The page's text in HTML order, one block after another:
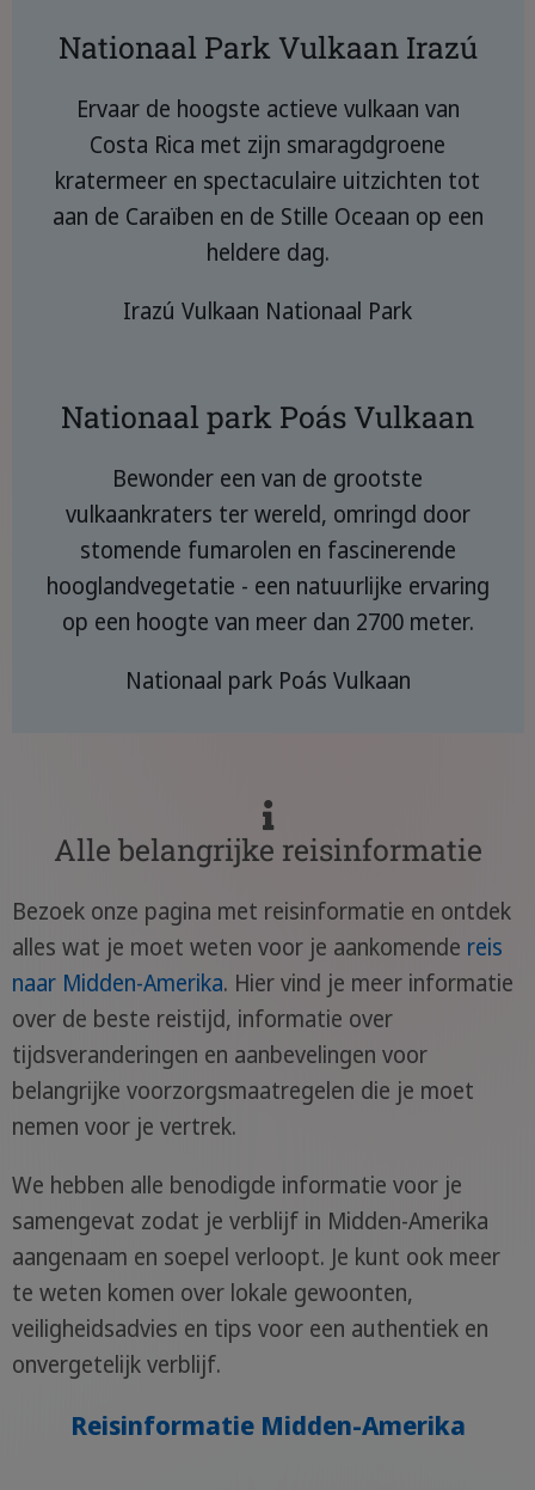
Nationaal Park Vulkaan Irazú
Ervaar de hoogste actieve vulkaan van
Costa Rica met zijn smaragdgroene
kratermeer en spectaculaire uitzichten tot
aan de Caraïben en de Stille Oceaan op een
heldere dag.
Irazú Vulkaan Nationaal Park
Nationaal park Poás Vulkaan
Bewonder een van de grootste
vulkaankraters ter wereld, omringd door
stomende fumarolen en fascinerende
hooglandvegetatie - een natuurlijke ervaring
op een hoogte van meer dan 2700 meter.
Nationaal park Poás Vulkaan
Alle belangrijke reisinformatie
Bezoek onze pagina met reisinformatie en ontdek
alles wat je moet weten voor je aankomende reis
naar Midden-Amerika. Hier vind je meer informatie
over de beste reistijd, informatie over
tijdsveranderingen en aanbevelingen voor
belangrijke voorzorgsmaatregelen die je moet
nemen voor je vertrek.
We hebben alle benodigde informatie voor je
samengevat zodat je verblijf in Midden-Amerika
aangenaam en soepel verloopt. Je kunt ook meer
te weten komen over lokale gewoonten,
veiligheidsadvies en tips voor een authentiek en
onvergetelijk verblijf.
Reisinformatie Midden-Amerika